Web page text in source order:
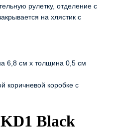
рулетку, отделение с
на хлястик с
6,8 см х толщина 0,5 см
коричневой коробке с
Black